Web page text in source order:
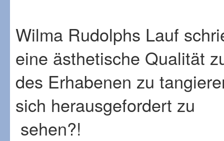
Wilma Rudolphs Lauf
eine ästhetische Qualität
des Erhabenen zu
sich herausgefordert zu
sehen?!